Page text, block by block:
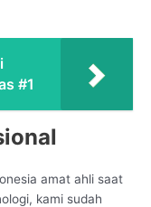
#1
amat ahli saat
kami sudah